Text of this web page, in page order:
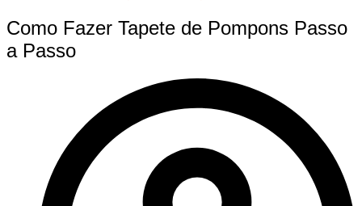
Como Fazer Tapete de Pompons Passo
a Passo